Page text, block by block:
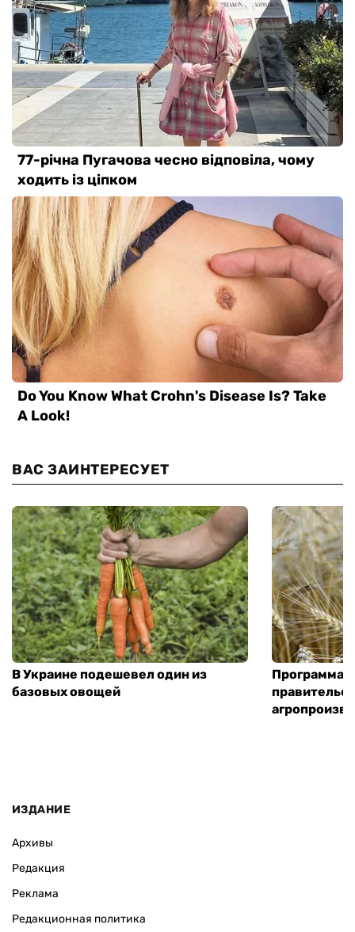
ВАС ЗАИНТЕРЕСУЕТ
В Украине подешевел один из
базовых овощей
Программа
ИЗДАНИЕ
Архивы
Редакция
Реклама
Редакционная политика